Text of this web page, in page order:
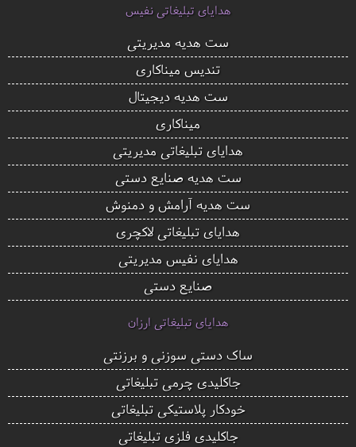
هدایای تبلیغاتی نفیس
ست هدیه مدیریتی
تندیس میناکاری
ست هدیه دیجیتال
میناکاری
هدایای تبلیغاتی مدیریتی
ست هدیه صنایع دستی
ست هدیه آرامش و دمنوش
هدایای تبلیغاتی لاکچری
هدایای نفیس مدیریتی
صنایع دستی
هدایای تبلیغاتی ارزان
ساک دستی سوزنی و برزنتی
جاکلیدی چرمی تبلیغاتی
خودکار پلاستیکی تبلیغاتی
جاکلیدی فلزی تبلیغاتی